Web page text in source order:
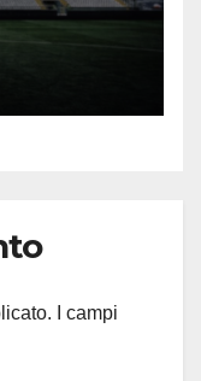
I campi